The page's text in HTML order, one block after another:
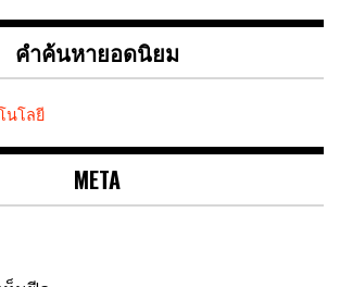
คำค้นหายอดนิยม
นโลยี
META